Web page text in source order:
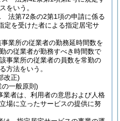
をいう。
法第72条の2第1項の申請に係る
定を受けた者による指定居宅サ
業所の従業者の勤務延時間数を
の従業者が勤務すべき時間数で
事業所の従業者の員数を常勤の
方法をいう。
改正)
一般原則)
業者は、利用者の意思および人格
場に立ったサービスの提供に努